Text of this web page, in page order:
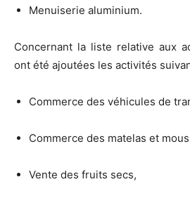
Menuiserie aluminium.
Concernant la liste relative aux
ont été ajoutées les activités
Commerce des véhicules de
Commerce des matelas et
Vente des fruits secs,